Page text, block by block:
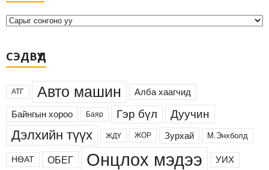
и
СЭДВҮҮД
АТГ Авто машин Алба хаагчид
Байнгын хороо Баяр Гэр бүл Дуучин
Дэлхийн түүх ЖДҮ ЖОР Зурхай М.Энхболд
НӨАТ ОБЕГ Онцлох мэдээ УИХ